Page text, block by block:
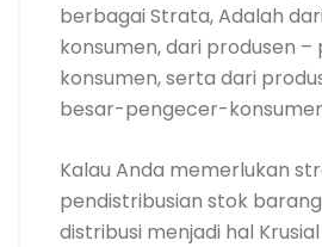
berbagai Strata, Adalah
konsumen, dari produsen
konsumen, serta dari
besar-pengecer-
Kalau Anda memerlukan
pendistribusian stok
distribusi menjadi hal